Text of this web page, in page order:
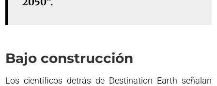
Bajo construcción
Los científicos detrás de Destination Earth señalan